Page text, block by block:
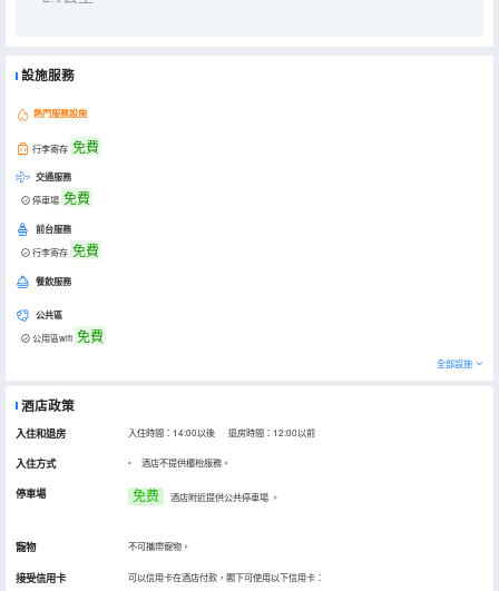
設施服務
熱門服務設施
行李寄存 免費
交通服務
停車場 免費
前台服務
行李寄存 免費
餐飲服務
公共區
公用區wifi 免費
全部設施
酒店政策
入住和退房 入住時間：14:00以後 退房時間：12:00以前
入住方式 酒店不提供櫃枱服務。
停車場 免费 酒店附近提供公共停車場 。
寵物 不可攜帶寵物。
接受信用卡 可以信用卡在酒店付款，閣下可使用以下信用卡：